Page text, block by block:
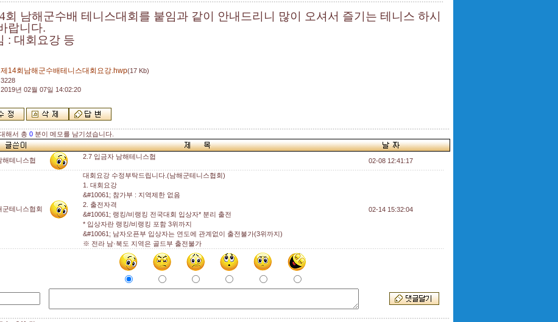
회 남해군수배 테니스대회를 붙임과 같이 안내드리니 많이 오셔서 즐기는 테니스 하시
랍니다.
: 대회요강 등
제14회남해군수배테니스대회요강.hwp(17 Kb)
년 02월 07일 14:02:20
해서 총 0 분이 메모를 남기셨습니다.
해테니스협 2.7 입금자 남해테니스협
02-08 12:41:17
군테니스협회
대회요강 수정부탁드립니다.(남해군테니스협회)
1. 대회요강
&#10061; 참가부 : 지역제한 없음
2. 출전자격
&#10061; 랭킹/비랭킹 전국대회 입상자* 분리 출전
* 입상자란 랭킹/비랭킹 포함 3위까지
&#10061; 남자오픈부 입상자는 연도에 관계없이 출전불가(3위까지)
※ 전라 남·북도 지역은 골드부 출전불가
02-14 15:32:04